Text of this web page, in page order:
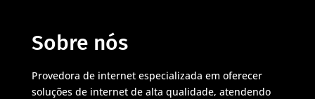
Sobre nós
Provedora de internet especializada em oferecer
soluções de internet de alta qualidade, atendendo